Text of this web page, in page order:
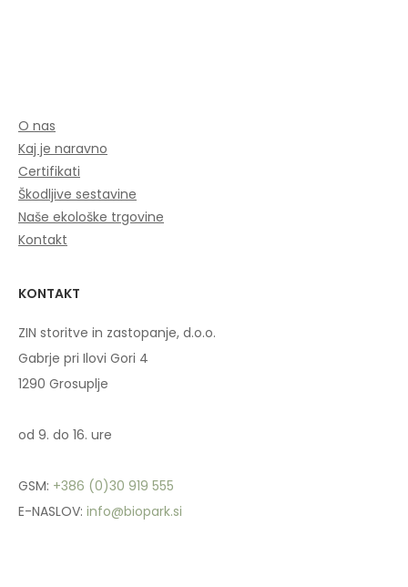
O nas
Kaj je naravno
Certifikati
Škodljive sestavine
Naše ekološke trgovine
Kontakt
KONTAKT
ZIN storitve in zastopanje, d.o.o.
Gabrje pri Ilovi Gori 4
1290 Grosuplje
od 9. do 16. ure
GSM: +386 (0)30 919 555
E-NASLOV: info@biopark.si